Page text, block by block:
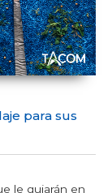
para sus
le guiarán en